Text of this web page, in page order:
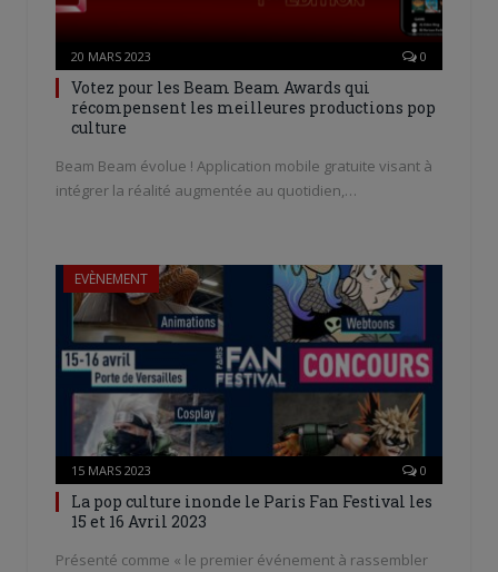
20 MARS 2023 0
Votez pour les Beam Beam Awards qui
récompensent les meilleures productions pop
culture
Beam Beam évolue ! Application mobile gratuite visant à
intégrer la réalité augmentée au quotidien,…
EVÈNEMENT
15 MARS 2023 0
La pop culture inonde le Paris Fan Festival les
15 et 16 Avril 2023
Présenté comme « le premier événement à rassembler